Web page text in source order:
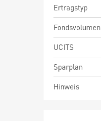
Ertragstyp
Fondsvolumen
UCITS
Sparplan
Hinweis